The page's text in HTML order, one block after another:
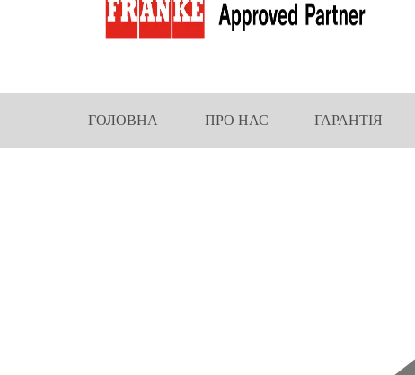
ГОЛОВНА ПРО НАС ГАРАНТІЯ